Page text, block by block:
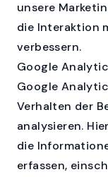
unsere
die Interaktion
verbessern.
Google
Google
Verhalten der
analysieren.
die
erfassen,